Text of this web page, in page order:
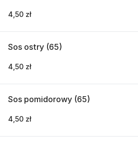
4,50 zł
Sos ostry (65)
4,50 zł
Sos pomidorowy (65)
4,50 zł